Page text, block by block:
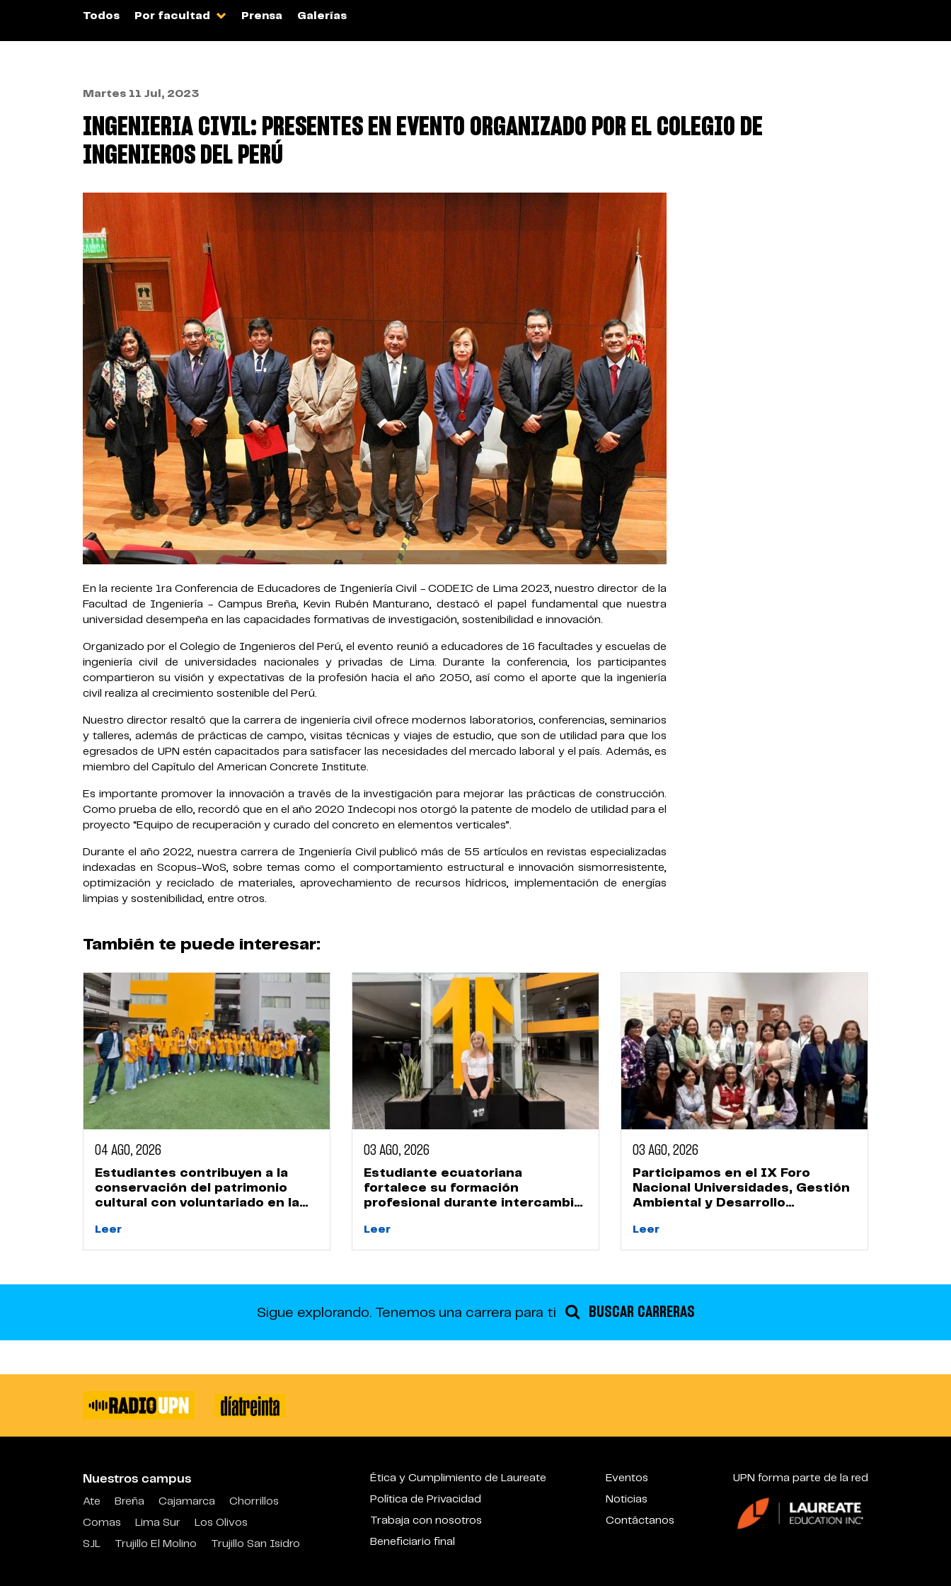
Todos Por facultad Prensa Galerías
Martes 11 Jul, 2023
INGENIERIA CIVIL: PRESENTES EN EVENTO ORGANIZADO POR EL COLEGIO DE
INGENIEROS DEL PERÚ
En la reciente 1ra Conferencia de Educadores de Ingeniería Civil - CODEIC de Lima 2023, nuestro director de la
Facultad de Ingeniería - Campus Breña, Kevin Rubén Manturano, destacó el papel fundamental que nuestra
universidad desempeña en las capacidades formativas de investigación, sostenibilidad e innovación.
Organizado por el Colegio de Ingenieros del Perú, el evento reunió a educadores de 16 facultades y escuelas de
ingeniería civil de universidades nacionales y privadas de Lima. Durante la conferencia, los participantes
compartieron su visión y expectativas de la profesión hacia el año 2050, así como el aporte que la ingeniería
civil realiza al crecimiento sostenible del Perú.
Nuestro director resaltó que la carrera de ingeniería civil ofrece modernos laboratorios, conferencias, seminarios
y talleres, además de prácticas de campo, visitas técnicas y viajes de estudio, que son de utilidad para que los
egresados de UPN estén capacitados para satisfacer las necesidades del mercado laboral y el país. Además, es
miembro del Capítulo del American Concrete Institute.
Es importante promover la innovación a través de la investigación para mejorar las prácticas de construcción.
Como prueba de ello, recordó que en el año 2020 Indecopi nos otorgó la patente de modelo de utilidad para el
proyecto “Equipo de recuperación y curado del concreto en elementos verticales”.
Durante el año 2022, nuestra carrera de Ingeniería Civil publicó más de 55 artículos en revistas especializadas
indexadas en Scopus-WoS, sobre temas como el comportamiento estructural e innovación sismorresistente,
optimización y reciclado de materiales, aprovechamiento de recursos hídricos, implementación de energías
limpias y sostenibilidad, entre otros.
También te puede interesar:
04 AGO, 2026
Estudiantes contribuyen a la
conservación del patrimonio
cultural con voluntariado en la
Leer
03 AGO, 2026
Estudiante ecuatoriana
fortalece su formación
profesional durante intercambio
Leer
03 AGO, 2026
Participamos en el IX Foro
Nacional Universidades, Gestión
Ambiental y Desarrollo
Leer
Sigue explorando. Tenemos una carrera para ti BUSCAR CARRERAS
Nuestros campus
Ate Breña Cajamarca
Chorrillos
Comas
Lima Sur
Los Olivos
SJL
Trujillo El Molino Trujillo San Isidro
Ética y Cumplimiento de Laureate
Política de Privacidad
Trabaja con nosotros
Beneficiario final
Eventos
Noticias
Contáctanos
UPN forma parte de la red